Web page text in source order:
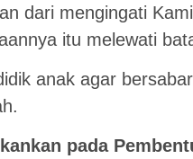
dari mengingati
itu melewati
anak agar
pada